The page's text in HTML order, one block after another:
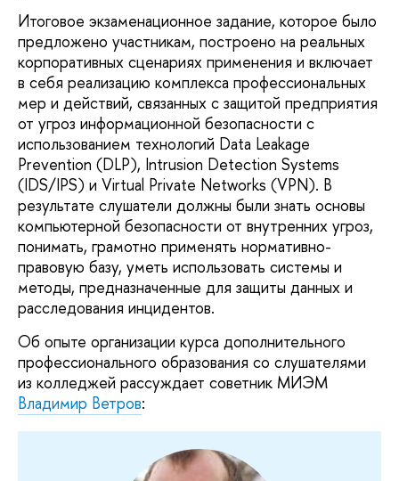
Итоговое экзаменационное задание, которое было
предложено участникам, построено на реальных
корпоративных сценариях применения и включает
в себя реализацию комплекса профессиональных
мер и действий, связанных с защитой предприятия
от угроз информационной безопасности с
использованием технологий Data Leakage
Prevention (DLP), Intrusion Detection Systems
(IDS/IPS) и Virtual Private Networks (VPN). В
результате слушатели должны были знать основы
компьютерной безопасности от внутренних угроз,
понимать, грамотно применять нормативно-
правовую базу, уметь использовать системы и
методы, предназначенные для защиты данных и
расследования инцидентов.
Об опыте организации курса дополнительного
профессионального образования со слушателями
из колледжей рассуждает советник МИЭМ
Владимир Ветров: